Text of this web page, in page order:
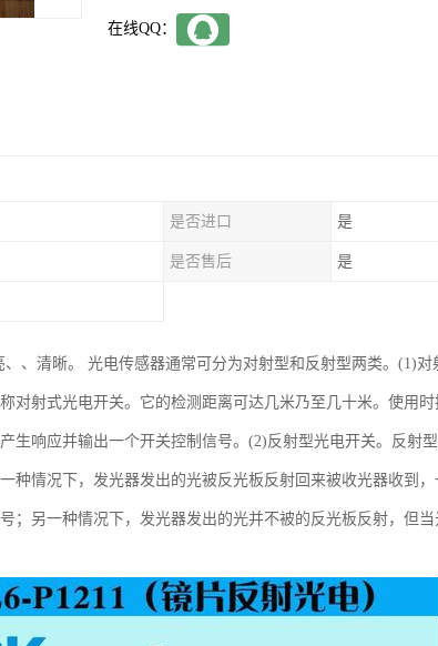
在线QQ：
是否进口 是
是否售后 是
、清晰。 光电传感器通常可分为对射型和反射型两类。(1)
对射式光电开关。它的检测距离可达几米乃至几十米。使用
生响应并输出一个开关控制信号。(2)反射型光电开关。反射
种情况下，发光器发出的光被反光板反射回来被收光器收到
；另一种情况下，发光器发出的光并不被的反光板反射，但